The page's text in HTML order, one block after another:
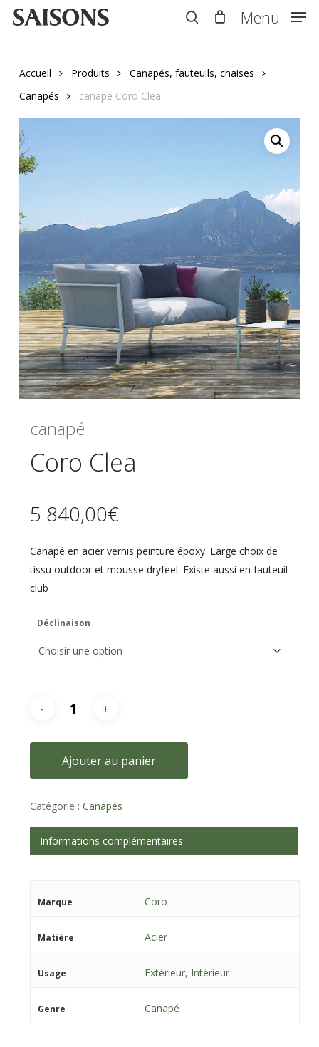
Skip
Menu
Accueil Produits
Canapés, fauteuils, chaises
Canapés
canapé Coro Clea
canapé
Coro Clea
5 840,00€
Canapé en acier vernis peinture époxy. Large choix de
tissu outdoor et mousse dryfeel. Existe aussi en fauteuil
club
Déclinaison
Ajouter au panier
Catégorie : Canapés
Informations complémentaires
Marque Coro
Matière Acier
Usage Extérieur, Intérieur
Genre Canapé